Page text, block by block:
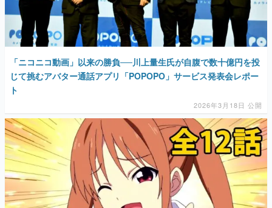
「ニコニコ動画」以来の勝負──川上量生氏が自腹で数十億円を投
じて挑むアバター通話アプリ「POPOPO」サービス発表会レポー
ト
2026年3月18日 公開